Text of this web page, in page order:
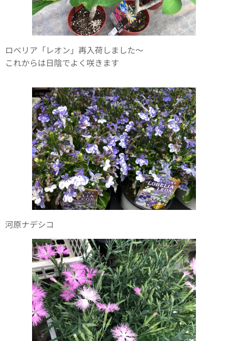
ロベリア「レオン」再入荷しました〜
これからは日陰でよく咲きます✨
河原ナデシコ